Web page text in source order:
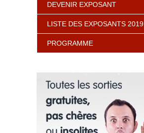
DEVENIR EXPOSANT
LISTE DES EXPOSANTS 2019
PROGRAMME